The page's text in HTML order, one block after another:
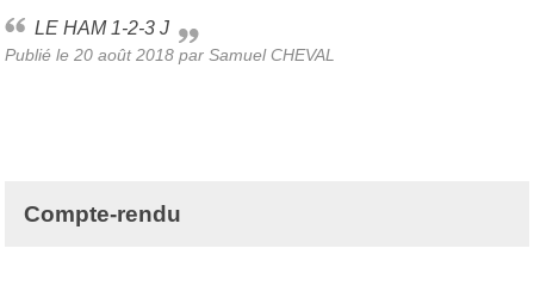
LE HAM 1-2-3 J
Publié le 20 août 2018 par Samuel CHEVAL
Compte-rendu